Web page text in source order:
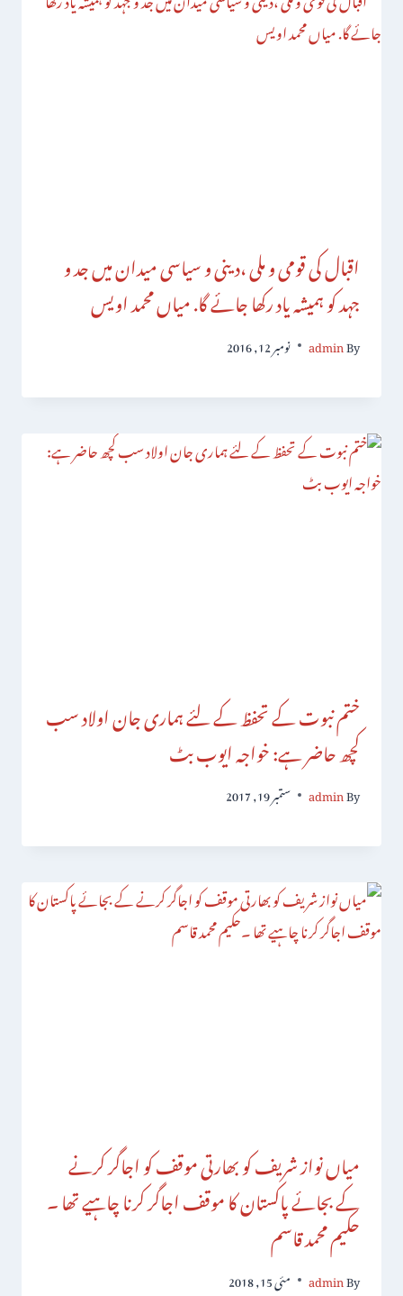
اقبال کی قومی و ملی ،دینی و سیاسی میدان میں جد و
جہد کو ہمیشہ یاد رکھا جائے گا. میاں محمد اویس
By
admin نومبر 12, 2016
ختم نبوت کے تحفظ کے لئے ہماری جان اولاد سب
کچھ حاضر ہے: خواجہ ایوب بٹ
By
admin ستمبر 19, 2017
میاں نواز شریف کو بھارتی موقف کو اجاگر کرنے
کے بجائے پاکستان کا موقف اجاگر کرنا چاہیے تھا ۔
حکیم محمد قاسم
By
admin مئی 15, 2018